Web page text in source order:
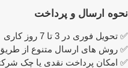
ارسال و پرداخت
فوری در 3 تا 7 روز کاری
روش های ارسال متنوع از طریق
امکان پرداخت نقدی یا چک